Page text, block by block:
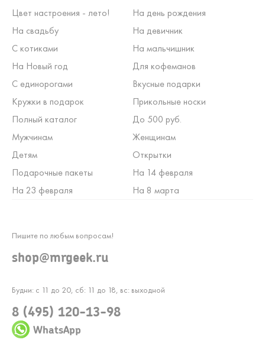
Цвет настроения - лето!
На день рождения
На свадьбу
На девичник
С котиками
На мальчишник
На Новый год
Для кофеманов
С единорогами
Вкусные подарки
Кружки в подарок
Прикольные носки
Полный каталог
До 500 руб.
Мужчинам
Женщинам
Детям
Открытки
Подарочные пакеты
На 14 февраля
На 23 февраля
На 8 марта
Будни: с 11 до 20, сб: 11 до 18, вс: выходной
8 (495) 120-13-98
WhatsApp
Пишите по любым вопросам!
shop@mrgeek.ru